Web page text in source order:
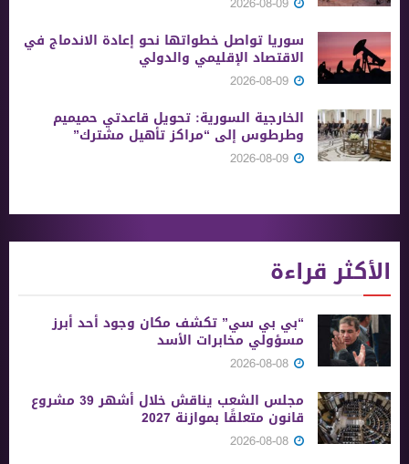
سوريا تواصل خطواتها نحو إعادة الاندماج في
الاقتصاد الإقليمي والدولي
الخارجية السورية: تحويل قاعدتي حميميم
وطرطوس إلى “مراكز تأهيل مشترك”
الأكثر قراءة
“بي بي سي” تكشف مكان وجود أحد أبرز
مسؤولي مخابرات الأسد
مجلس الشعب يناقش خلال أشهر 39 مشروع
قانون متعلقًا بموازنة 2027